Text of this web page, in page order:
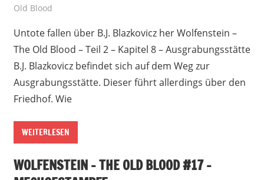
Old Blood
Untote fallen über B.J. Blazkovicz her Wolfenstein –
The Old Blood – Teil 2 – Kapitel 8 – Ausgrabungsstätte
B.J. Blazkovicz befindet sich auf dem Weg zur
Ausgrabungsstätte. Dieser führt allerdings über den
Friedhof. Wie
WEITERLESEN
WOLFENSTEIN – THE OLD BLOOD #17 –